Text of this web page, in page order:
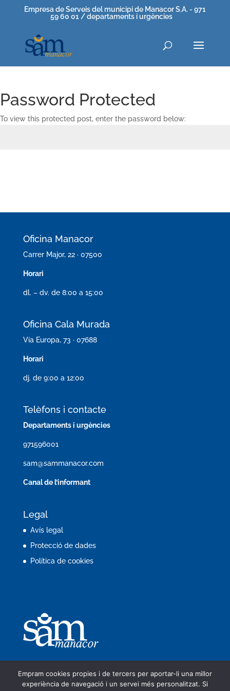
Empresa de Serveis del municipi de Manacor S.A. - 971
59 60 01 / departaments i urgències
Password Protected
To view this protected post, enter the password below:
Oficina Manacor
Carrer Major, 22 · 07500
Horari
dl. – dv. de 8:00 a 15:00
Oficina Cala Murada
Via Europa, 73 · 07688
Horari
dj. de 9:00 a 12:00
Telèfons i contacte
Departaments i urgències
971596001
sam@sammanacor.com
Canal de l’informant
Legal
Avís legal
Protecció de dades
Política de cookies
Empram cookies propies i de tercers per aportar-li una millor
experiència de navegació i un servei més personalitzat. Si